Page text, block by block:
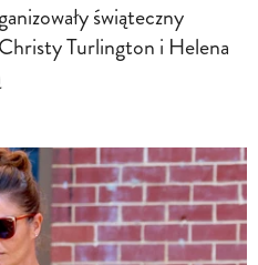
świąteczny
Turlington i Helena